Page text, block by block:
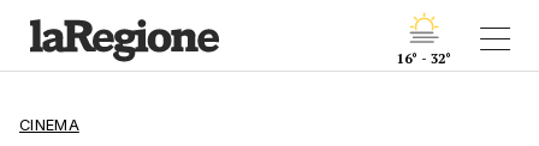
16° - 32°
CINEMA